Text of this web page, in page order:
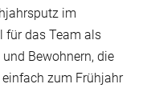
im
für das Team als
Bewohnern, die
zum Frühjahr